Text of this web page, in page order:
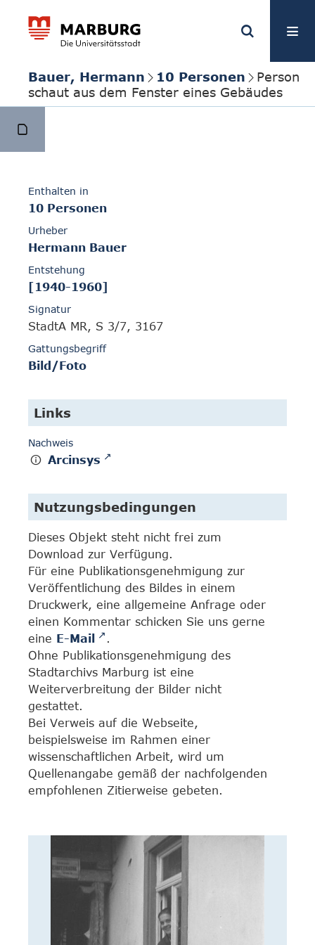
Bauer, Hermann 10 Personen
Person
schaut aus dem Fenster eines Gebäudes
Enthalten in
10 Personen
Urheber
Hermann Bauer
Entstehung
[1940-1960]
Signatur
StadtA MR, S 3/7, 3167
Gattungsbegriff
Bild/Foto
Links
Nachweis
Arcinsys
Nutzungsbedingungen
Dieses Objekt steht nicht frei zum
Download zur Verfügung.
Für eine Publikationsgenehmigung zur
Veröffentlichung des Bildes in einem
Druckwerk, eine allgemeine Anfrage oder
einen Kommentar schicken Sie uns gerne
eine E-Mail
.
Ohne Publikationsgenehmigung des
Stadtarchivs Marburg ist eine
Weiterverbreitung der Bilder nicht
gestattet.
Bei Verweis auf die Webseite,
beispielsweise im Rahmen einer
wissenschaftlichen Arbeit, wird um
Quellenangabe gemäß der nachfolgenden
empfohlenen Zitierweise gebeten.